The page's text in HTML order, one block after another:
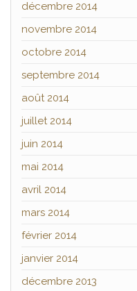
décembre 2014
novembre 2014
octobre 2014
septembre 2014
août 2014
juillet 2014
juin 2014
mai 2014
avril 2014
mars 2014
février 2014
janvier 2014
décembre 2013